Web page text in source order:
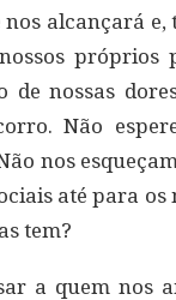
alcançará
próprios
de nossas
Não
nos
até para
tem?
a quem nos